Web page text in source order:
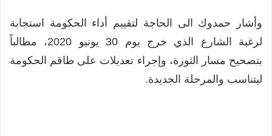
وأشار حمدوك الى الحاجة لتقييم أداء الحكومة استجابة
لرغبة الشارع الذي خرج يوم 30 يونيو 2020، مطالباً
بتصحيح مسار الثورة، وإجراء تعديلات على طاقم الحكومة
ليتناسب والمرحلة الجديدة.